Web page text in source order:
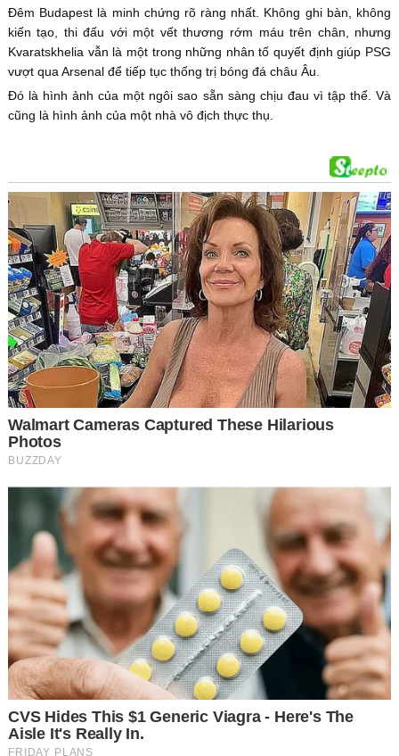
Đêm Budapest là minh chứng rõ ràng nhất. Không ghi bàn, không
kiến tạo, thi đấu với một vết thương rớm máu trên chân, nhưng
Kvaratskhelia vẫn là một trong những nhân tố quyết định giúp PSG
vượt qua Arsenal để tiếp tục thống trị bóng đá châu Âu.
Đó là hình ảnh của một ngôi sao sẵn sàng chịu đau vì tập thể. Và
cũng là hình ảnh của một nhà vô địch thực thụ.